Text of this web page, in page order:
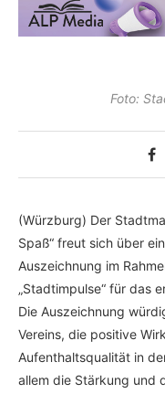
Foto:
(Würzburg) Der
Spaß“ freut sich über
Auszeichnung im
„Stadtimpulse“ für das
Die Auszeichnung
Vereins, die positive
Aufenthaltsqualität in
allem die Stärkung und